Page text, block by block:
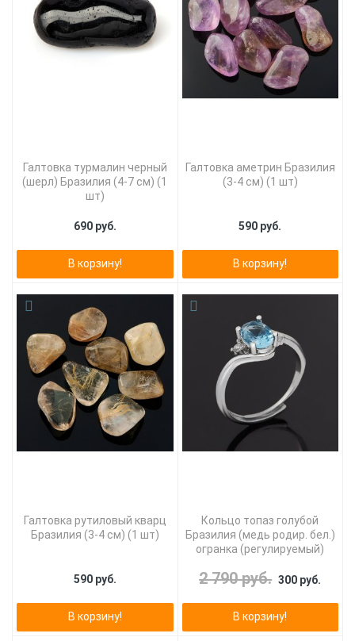
Галтовка турмалин черный
(шерл) Бразилия (4-7 см) (1
шт)
690 руб.
В корзину!
Галтовка аметрин Бразилия
(3-4 см) (1 шт)
590 руб.
В корзину!
Галтовка рутиловый кварц
Бразилия (3-4 см) (1 шт)
590 руб.
В корзину!
Кольцо топаз голубой
Бразилия (медь родир. бел.)
огранка (регулируемый)
2 790 руб. 300 руб.
В корзину!